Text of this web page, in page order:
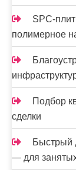
SPC-
полимерное
Подбор
сделки
Быстрый
— для